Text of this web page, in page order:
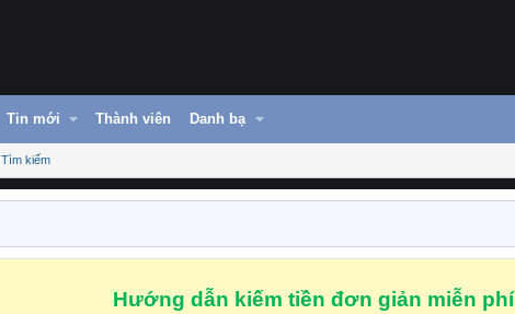
Tin mới Thành viên Danh bạ
Tìm kiếm
Hướng dẫn kiếm tiền đơn giản miễn phí